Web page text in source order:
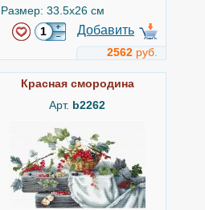
Размер: 33.5x26 см
Добавить
2562 руб.
Красная смородина
Арт. b2262